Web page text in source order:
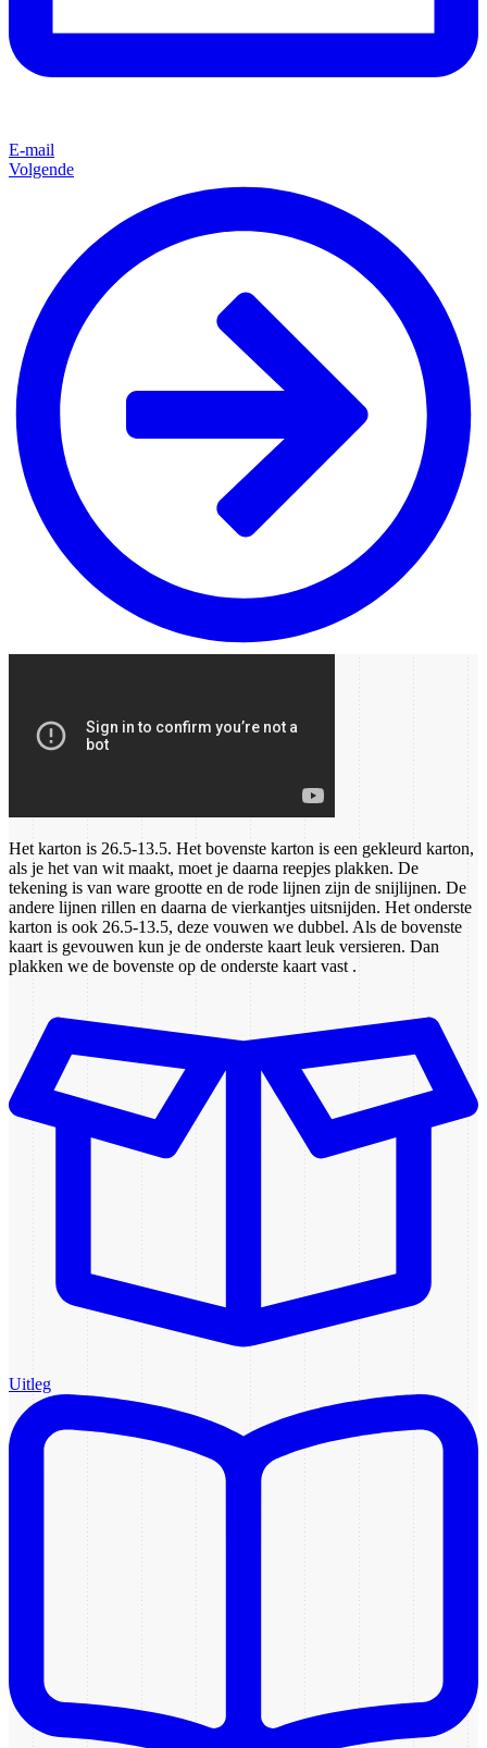
E-mail
Volgende
Het karton is 26.5-13.5. Het bovenste karton is een gekleurd karton,
als je het van wit maakt, moet je daarna reepjes plakken. De
tekening is van ware grootte en de rode lijnen zijn de snijlijnen. De
andere lijnen rillen en daarna de vierkantjes uitsnijden. Het onderste
karton is ook 26.5-13.5, deze vouwen we dubbel. Als de bovenste
kaart is gevouwen kun je de onderste kaart leuk versieren. Dan
plakken we de bovenste op de onderste kaart vast .
Uitleg